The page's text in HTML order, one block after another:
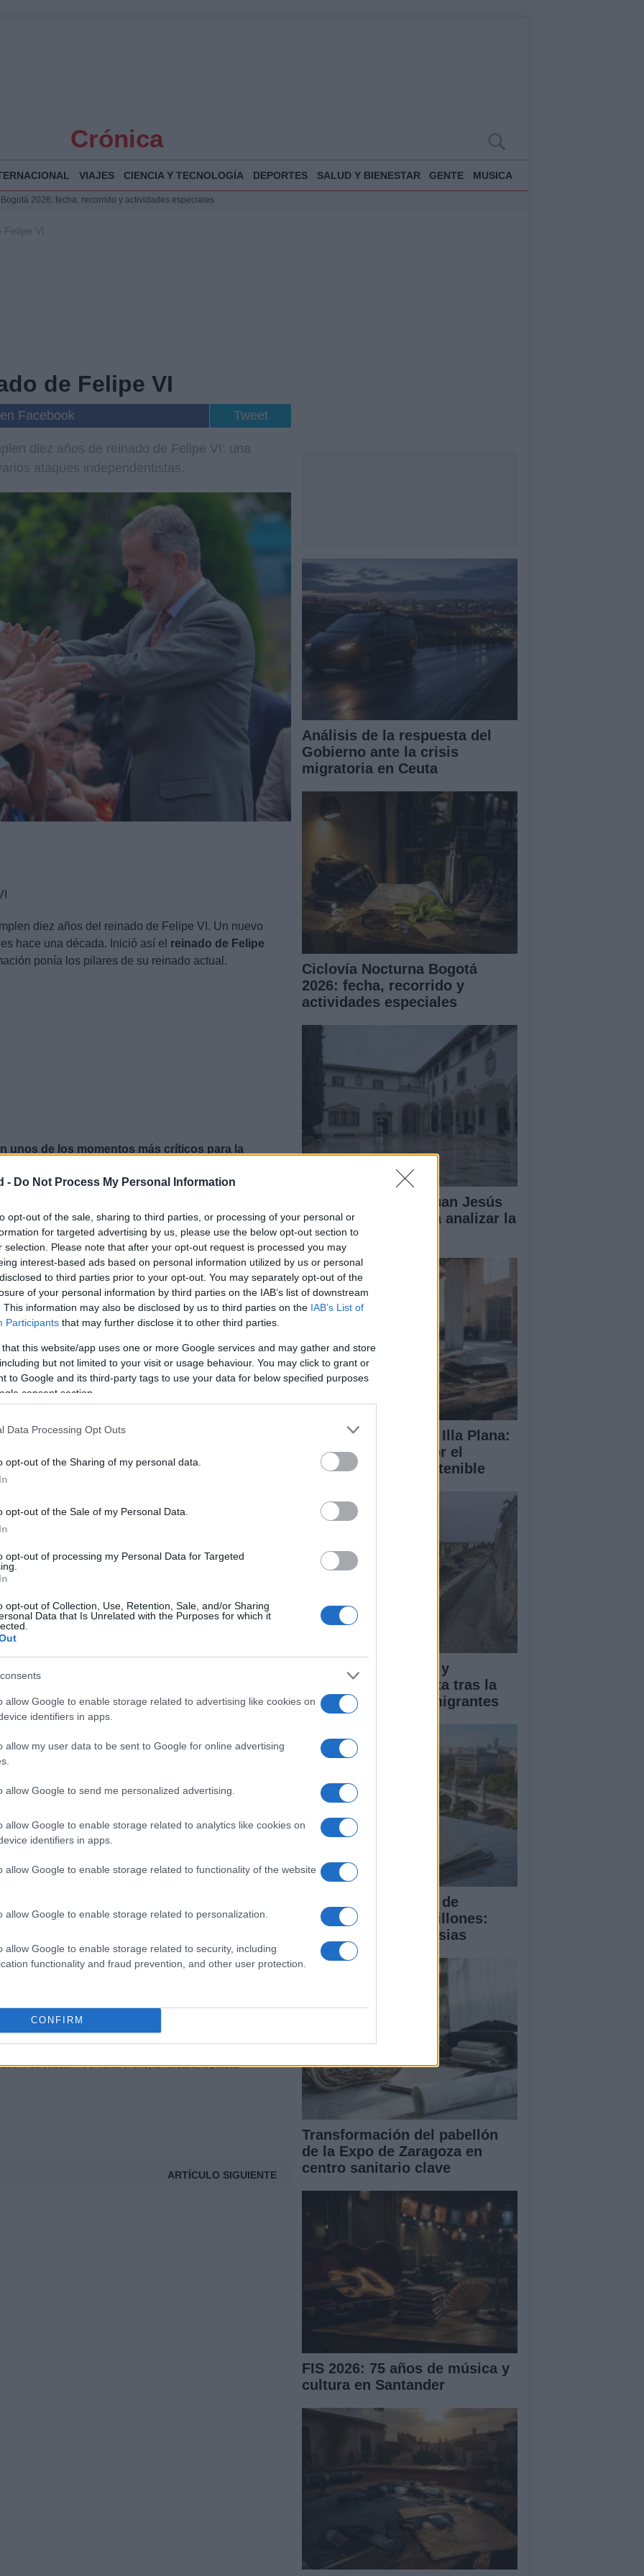
- Do Not Process My Personal Information
opt-out of the sale, sharing to third parties, or processing of your personal or
for targeted advertising by us, please use the below opt-out section to
selection. Please note that after your opt-out request is processed you may
interest-based ads based on personal information utilized by us or personal
to third parties prior to your opt-out. You may separately opt-out of the
of your personal information by third parties on the IAB’s list of downstream
This information may also be disclosed by us to third parties on the IAB’s List of
Participants that may further disclose it to other third parties.
that this website/app uses one or more Google services and may gather and store
but not limited to your visit or usage behaviour. You may click to grant or
to Google and its third-party tags to use your data for below specified purposes
consent section.
Data Processing Opt Outs
opt-out of the Sharing of my personal data.
opt-out of the Sale of my Personal Data.
opt-out of processing my Personal Data for Targeted
opt-out of Collection, Use, Retention, Sale, and/or Sharing
Data that Is Unrelated with the Purposes for which it
allow Google to enable storage related to advertising like cookies on
identifiers in apps.
allow my user data to be sent to Google for online advertising
allow Google to send me personalized advertising.
allow Google to enable storage related to analytics like cookies on
identifiers in apps.
allow Google to enable storage related to functionality of the website
allow Google to enable storage related to personalization.
allow Google to enable storage related to security, including
functionality and fraud prevention, and other user protection.
CONFIRM
Crónica
VIAJES CIENCIA Y TECNOLOGÍA DEPORTES SALUD Y BIENESTAR GENTE MUSICA
2026: fecha, recorrido y actividades especiales
Illa Plana: Menorca apuesta por el deporte náutico sostenible
VI
de Felipe VI
Facebook Tweet
diez años de reinado de Felipe VI: una
ataques independentistas.
diez años del reinado de Felipe VI. Un nuevo
hace una década. Inició así el reinado de Felipe
ponía los pilares de su reinado actual.
unos de los momentos más críticos para la
, su hermana, implicada por entonces en el
los diez años de Felipe VI
junto a la sociedad catalana y todas las
meses más tardes tuvo lugar el desafío
VI a dar el discurso más complejo de su reinado.
de todo estado de derecho”, afirmaba.
«Todos vamos a dar ejemplo, una vez más». Por
renunciar a la herencia de Don Juan Carlos y le
su hijo. Aunque no ha vuelvo a dormir en Zarzuela, a
entre ambos. Hace cuatro meses los pudimos ver,
por Constantino de Grecia.
Rubio
Audiovisual. Me encanta el cine, la literatura, la política
ARTÍCULO SIGUIENTE
Análisis de la respuesta del
Gobierno ante la crisis
migratoria en Ceuta
Ciclovía Nocturna Bogotá
2026: fecha, recorrido y
actividades especiales
Felipe VI recibe a Juan Jesús
Vivas en Palma para analizar la
situación en Ceuta
Rehabilitación de la Illa Plana:
Menorca apuesta por el
deporte náutico sostenible
Impacto económico y
humanitario en Ceuta tras la
llegada masiva de migrantes
La compra del ático de
Chamberí por 6,3 millones:
detalles y controversias
Transformación del pabellón
de la Expo de Zaragoza en
centro sanitario clave
FIS 2026: 75 años de música y
cultura en Santander